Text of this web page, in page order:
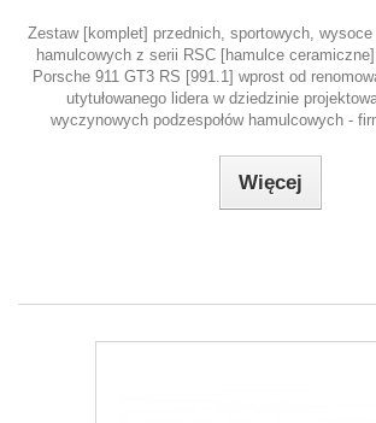
Zestaw [komplet] przednich, sportowych,
hamulcowych z serii RSC [hamulce
Porsche 911 GT3 RS [991.1] wprost od
utytułowanego lidera w dziedzinie
wyczynowych podzespołów hamulcowych -
Więcej